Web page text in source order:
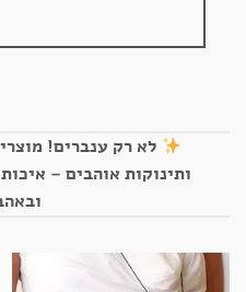
לא רק ענברים!
ותינוקות אוהבים –